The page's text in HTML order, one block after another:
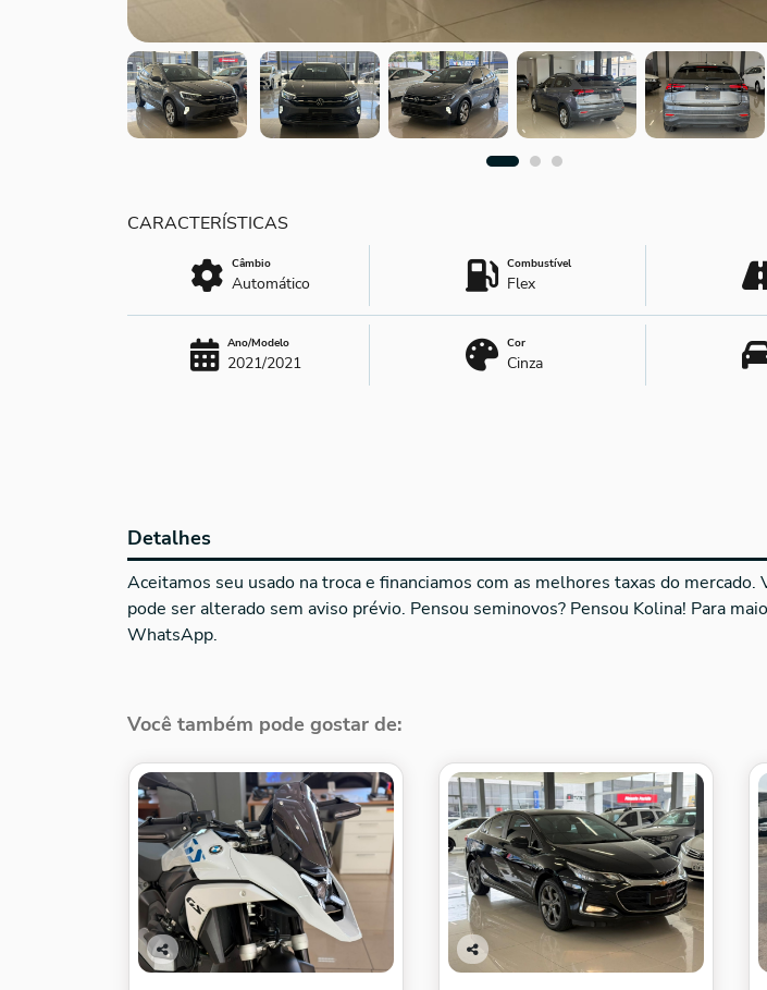
Câmbio
Automático
Combustível
Flex
Ano/Modelo
2021/2021
Cor
Cinza
Detalhes
Aceitamos seu usado na troca e financiamos com as melhores taxas do
pode ser alterado sem aviso prévio. Pensou seminovos? Pensou Kolina! Para
WhatsApp.
Você também pode gostar de:
Co
Co